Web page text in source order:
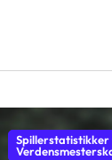
Spillerstatistikker